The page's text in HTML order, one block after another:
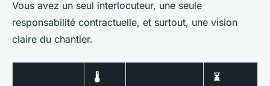
Vous avez un seul interlocuteur, une seule
responsabilité contractuelle, et surtout, une vision
claire du chantier.
🌡️
⏳